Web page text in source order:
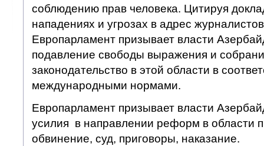
соблюдению прав человека. Цитируя
нападениях и угрозах в адрес
Европарламент призывает власти
подавление свободы выражения и
законодательство в этой области в
международными нормами.
Европарламент призывает власти
усилия в направлении реформ в области
обвинение, суд, приговоры, наказание.